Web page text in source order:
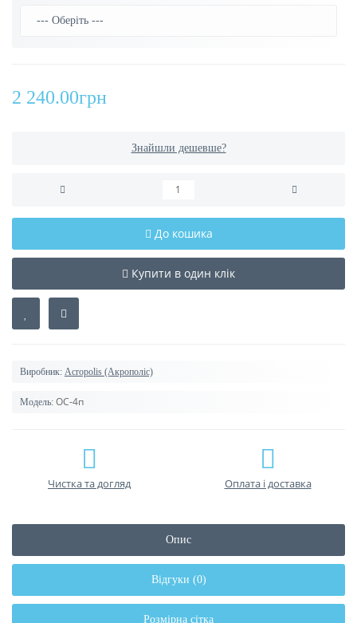
2 240.00грн
Знайшли дешевше?
До кошика
Купити в один клік
Виробник: Acropolis (Акрополіс)
Модель: ОС-4п
Чистка та догляд Оплата і доставка
Опис
Відгуки (0)
Розмірна сітка